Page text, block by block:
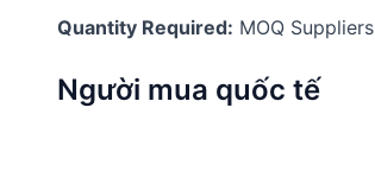
Quantity Required: MOQ Suppliers
Người mua quốc tế